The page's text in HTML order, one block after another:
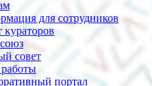
для сотрудников
кураторов
совет
портал